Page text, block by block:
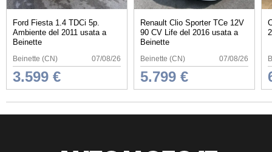
Ford Fiesta 1.4 TDCi 5p.
Ambiente del 2011 usata a
Beinette
Beinette (CN) 07/08/26
3.599 €
Renault Clio Sporter TCe 12V
90 CV Life del 2016 usata a
Beinette
Beinette (CN) 07/08/26
5.799 €